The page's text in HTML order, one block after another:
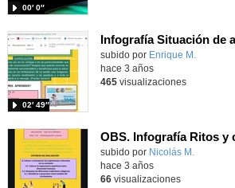
00′ 0″
Infografía Situación de
Contenido educativo.
subido por Enrique M.
02′ 49″
hace 3 años
465visualizaciones
OBS. Infografía Ritos y
Contenido educativo.
subido por Nicolás M.
hace 3 años
66visualizaciones